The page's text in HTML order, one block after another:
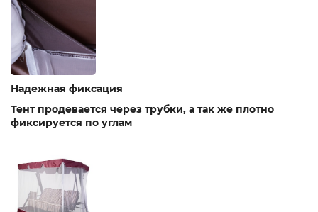
Надежная фиксация
Тент продевается через трубки, а так же плотно
фиксируется по углам